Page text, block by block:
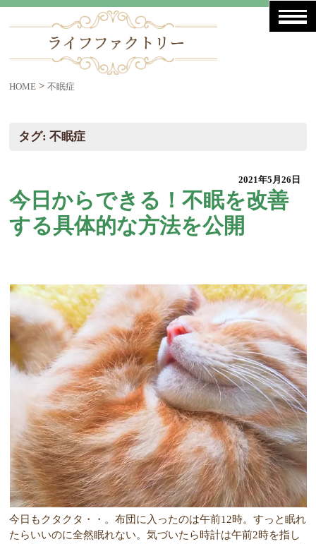
HOME >不眠症
タグ:不眠症
2021年5月26日
今日からできる！不眠を改善
する具体的な方法を公開
今日もクタクタ・・。布団に入ったのは午前12時。すっと眠れ
たらいいのに全然眠れない。気づいたら時計は午前2時を指し